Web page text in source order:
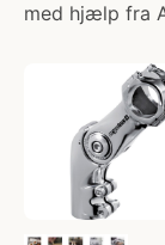
med hjælp fra